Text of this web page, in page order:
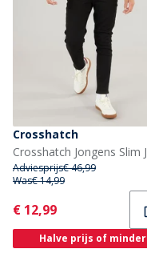
Crosshatch
Adviesprijs€ 46,99
Was€ 14,99
Current
€ 12,99
Halve prijs of minder